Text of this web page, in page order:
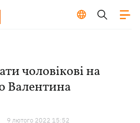
чоловікові на
Валентина
9 лютого 2022 15:52